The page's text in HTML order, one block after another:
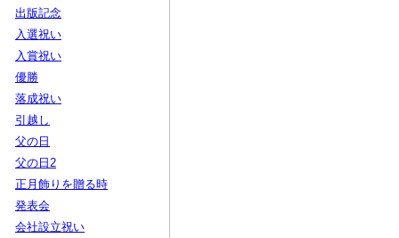
出版記念
入選祝い
入賞祝い
優勝
落成祝い
引越し
父の日
父の日2
正月飾りを贈る時
発表会
会社設立祝い